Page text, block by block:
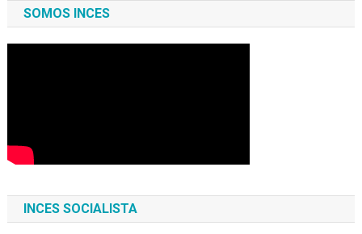
SOMOS INCES
INCES SOCIALISTA